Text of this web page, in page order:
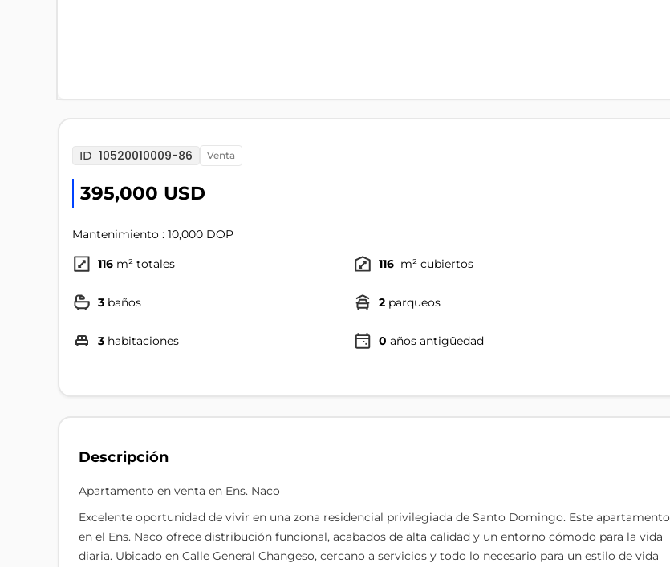
ID 10520010009-86 venta
395,000 USD
Mantenimiento : 10,000 DOP
116 m² totales 116 m² cubiertos
3 baños 2 parqueos
3 habitaciones 0 años antigüedad
Descripción
Apartamento en venta en Ens. Naco
Excelente oportunidad de vivir en una zona residencial privilegiada de Santo Domingo. Este apartamento
en el Ens. Naco ofrece distribución funcional, acabados de alta calidad y un entorno cómodo para la vida
diaria. Ubicado en Calle General Changeso, cercano a servicios y todo lo necesario para un estilo de vida